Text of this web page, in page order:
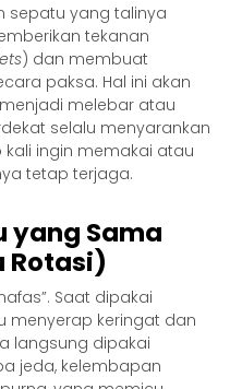
sepatu yang talinya
tekanan
) dan membuat
paksa. Hal ini akan
melebar atau
selalu menyarankan
ingin memakai atau
tetap terjaga.
yang Sama
Rotasi)
Saat dipakai
menyerap keringat dan
langsung dipakai
jeda, kelembapan